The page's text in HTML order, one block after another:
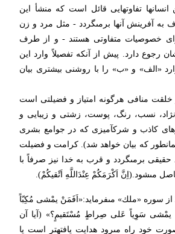
انسانها تفاوتهایى قائل است كه منشأ این
به آفرینش آنها برمى‏گردد - مثل مرد و زن
خصوصیات متفاوتى هستند - و از طرف
رجوع دارد. پیش از آنكه تفصیلاً وارد این
«الف» و «ب» را با روشنى بیشترى بیان
خلقت منافى هرگونه امتیاز و فضیلتى است
نسب، رنگ، پوست، زشتى و زیبایى و
كاذب و شرك‏آمیزى كه در جوامع بشرى
كه بیان خواهد شد). كرامت و فضیلت
برمى‏گردد و قرب به خدا نیز صرفاً با
مى‏شود.(اِنَّ اَكْرَمَكُمْ عِنْدَاللَّهِ اَتْقیكُمْ).
قرآن در آیه مباركه 22 از سوره «ملك» مى‏فرماید:«اَفَمَنْ یمْشى مُكِبّاً
سَوِیاً عَلى‏ صِراطٍ مُسْتَقیمٍ؟» (آیا آن
خود راه مى‏رود هدایت یافته‏تر است یا